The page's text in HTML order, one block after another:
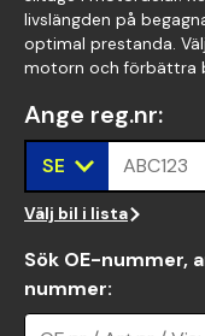
livslängden på
optimal prestanda.
motorn och förbättra
Ange reg.nr:
SE ABC123
Välj bil i lista
Sök OE-nummer,
nummer: